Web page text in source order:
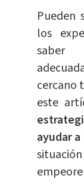
Pueden
los
cercano
este
ayudar